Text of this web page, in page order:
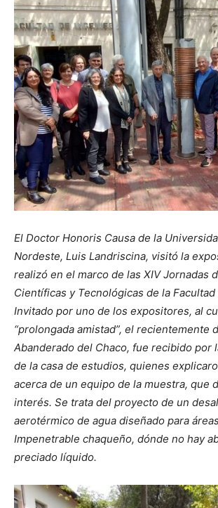
El Doctor Honoris Causa de la
Nordeste, Luis Landriscina, visitó la
realizó en el marco de las XIV Jornadas
Científicas y Tecnológicas de la
Invitado por uno de los expositores, al
“prolongada amistad”, el recientemente
Abanderado del Chaco, fue recibido por
de la casa de estudios, quienes
acerca de un equipo de la muestra, que
interés. Se trata del proyecto de un
aerotérmico de agua diseñado para
Impenetrable chaqueño, dónde no hay
preciado líquido.